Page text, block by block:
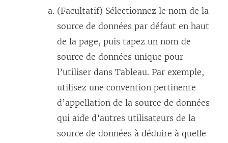
(Facultatif) Sélectionnez le nom de la
source de données par défaut en haut
de la page, puis tapez un nom de
source de données unique pour
l’utiliser dans Tableau. Par exemple,
utilisez une convention pertinente
d’appellation de la source de données
qui aide d’autres utilisateurs de la
source de données à déduire à quelle